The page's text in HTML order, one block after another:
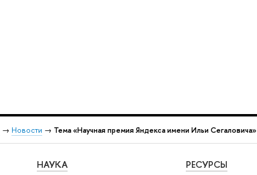
→ Новости → Тема «Научная премия Яндекса имени Ильи Сегаловича»
НАУКА РЕСУРСЫ